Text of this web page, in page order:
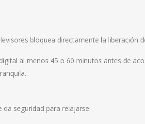
bloquea directamente la liberación
al menos 45 o 60 minutos antes de
seguridad para relajarse.